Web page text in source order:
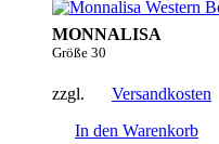
MONNALISA
Größe 30
zzgl.
Versandkosten
In den Warenkorb